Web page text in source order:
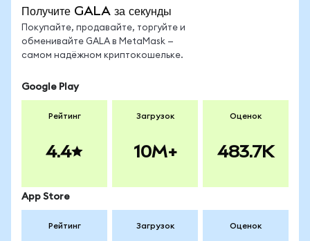
Получите GALA за секунды
Покупайте, продавайте, торгуйте и
обменивайте GALA в MetaMask —
самом надёжном криптокошельке.
Google Play
Рейтинг
4.4
Загрузок
10M+
Оценок
483.7K
App Store
Рейтинг Загрузок Оценок